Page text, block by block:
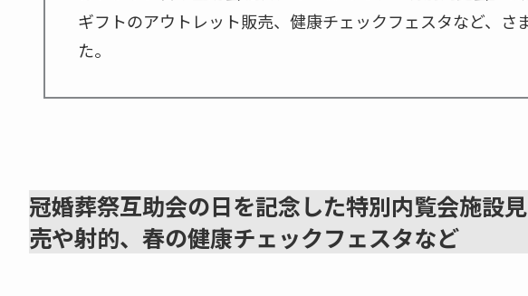
ギフトのアウトレット販売、健康チェックフェスタなど、さ
た。
冠婚葬祭互助会の日を記念した特別内覧会施設
売や射的、春の健康チェックフェスタなど